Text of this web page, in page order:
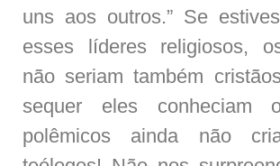
uns aos outros.” Se
esses líderes religiosos,
não seriam também
sequer eles conheciam
polêmicos ainda não